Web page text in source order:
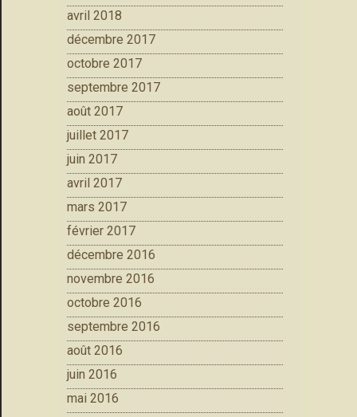
avril 2018
décembre 2017
octobre 2017
septembre 2017
août 2017
juillet 2017
juin 2017
avril 2017
mars 2017
février 2017
décembre 2016
novembre 2016
octobre 2016
septembre 2016
août 2016
juin 2016
mai 2016